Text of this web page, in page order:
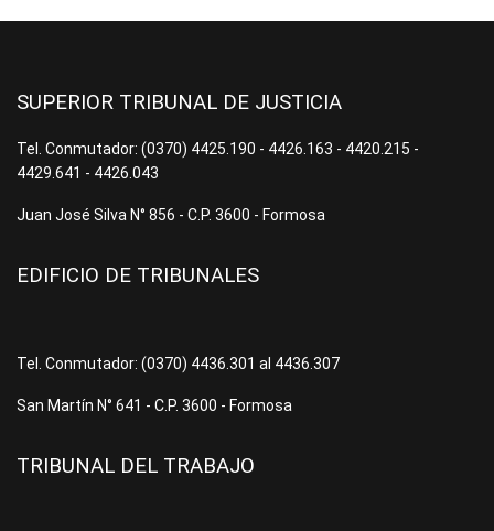
SUPERIOR TRIBUNAL DE JUSTICIA
Tel. Conmutador: (0370) 4425.190 - 4426.163 - 4420.215 -
4429.641 - 4426.043
Juan José Silva N° 856 - C.P. 3600 - Formosa
EDIFICIO DE TRIBUNALES
Tel. Conmutador: (0370) 4436.301 al 4436.307
San Martín N° 641 - C.P. 3600 - Formosa
TRIBUNAL DEL TRABAJO